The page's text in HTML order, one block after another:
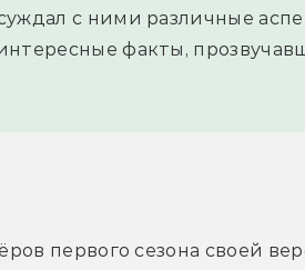
с ними различные
факты,
первого сезона своей